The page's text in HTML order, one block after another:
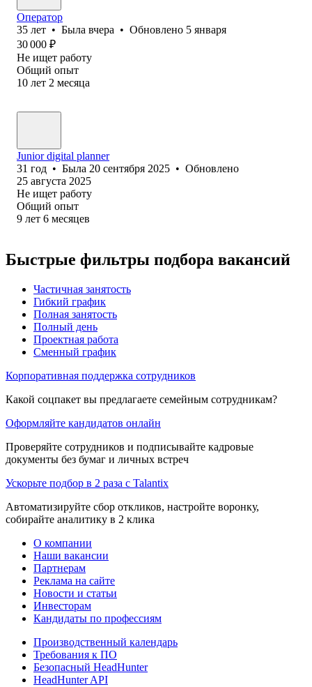
Оператор
35 лет • Была вчера • Обновлено 5 января
30 000 ₽
Не ищет работу
Общий опыт
10 лет 2 месяца
Junior digital planner
31 год • Была 20 сентября 2025 • Обновлено
25 августа 2025
Не ищет работу
Общий опыт
9 лет 6 месяцев
Быстрые фильтры подбора вакансий
Частичная занятость
Гибкий график
Полная занятость
Полный день
Проектная работа
Сменный график
Корпоративная поддержка сотрудников
Какой соцпакет вы предлагаете семейным сотрудникам?
Оформляйте кандидатов онлайн
Проверяйте сотрудников и подписывайте кадровые
документы без бумаг и личных встреч
Ускорьте подбор в 2 раза с Talantix
Автоматизируйте сбор откликов, настройте воронку,
собирайте аналитику в 2 клика
О компании
Наши вакансии
Партнерам
Реклама на сайте
Новости и статьи
Инвесторам
Кандидаты по профессиям
Производственный календарь
Требования к ПО
Безопасный HeadHunter
HeadHunter API